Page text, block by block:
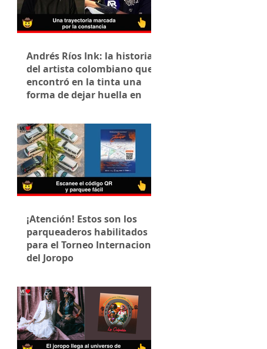
Andrés Ríos Ink: la historia
del artista colombiano que
encontró en la tinta una
forma de dejar huella en
¡Atención! Estos son los
parqueaderos habilitados
para el Torneo Internacional
del Joropo